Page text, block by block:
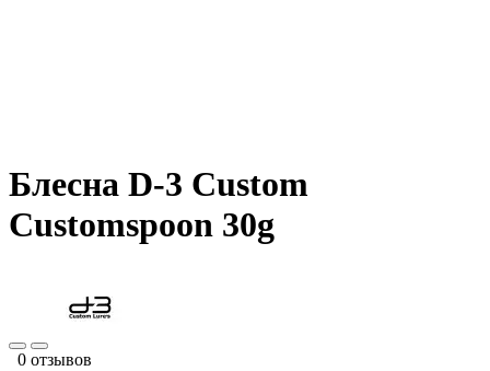
Блесна D-3 Custom
Customspoon 30g
0 отзывов